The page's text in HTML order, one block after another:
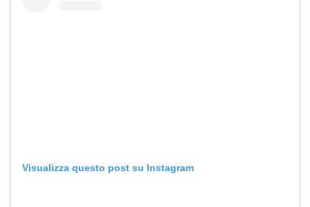
Visualizza questo post su Instagram